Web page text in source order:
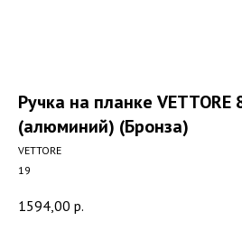
Ручка на планке VETTORE
(алюминий) (Бронза)
VETTORE
19
1594,00 р.